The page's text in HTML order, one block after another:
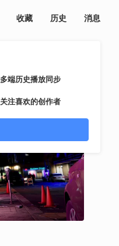
多端历史播放同步
关注喜欢的创作者
收藏 历史 消息